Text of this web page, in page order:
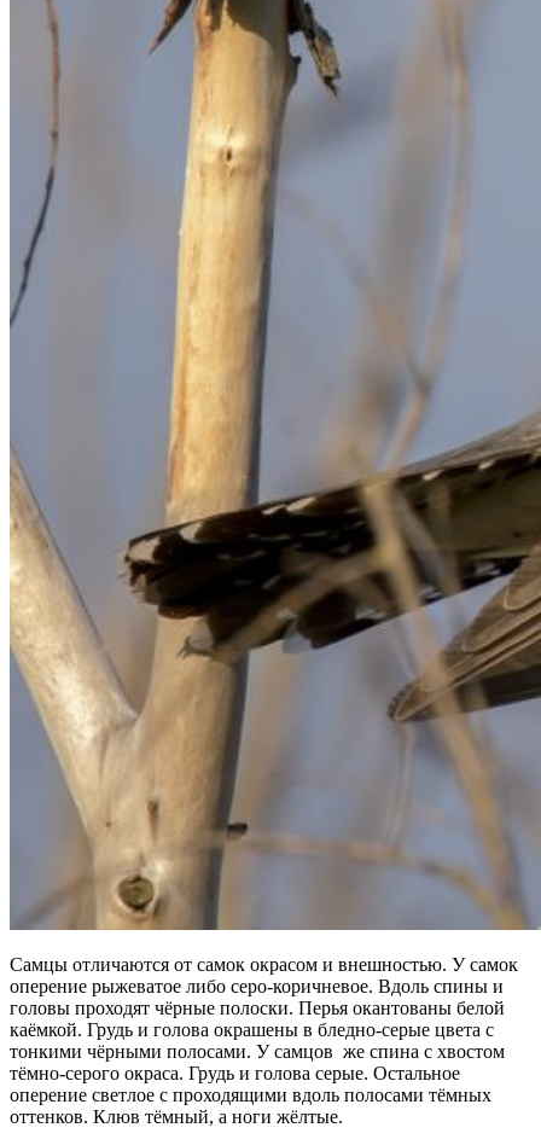
Самцы отличаются от самок окрасом и внешностью. У самок
оперение рыжеватое либо серо-коричневое. Вдоль спины и
головы проходят чёрные полоски. Перья окантованы белой
каёмкой. Грудь и голова окрашены в бледно-серые цвета с
тонкими чёрными полосами. У самцов же спина с хвостом
тёмно-серого окраса. Грудь и голова серые. Остальное
оперение светлое с проходящими вдоль полосами тёмных
оттенков. Клюв тёмный, а ноги жёлтые.